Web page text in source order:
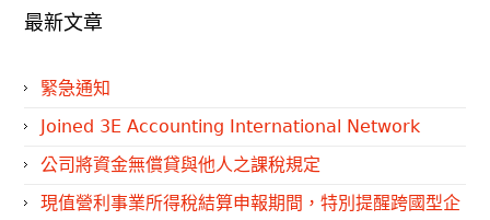
最新文章
緊急通知
Joined 3E Accounting International Network
公司將資金無償貸與他人之課稅規定
現值營利事業所得稅結算申報期間，特別提醒跨國型企